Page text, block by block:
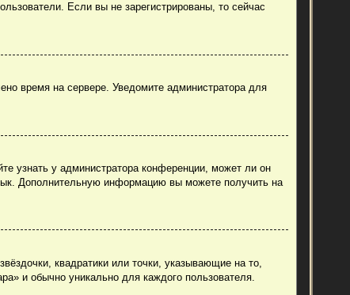
Если вы не зарегистрированы, то сейчас
время на сервере. Уведомите администратора для
узнать у администратора конференции, может ли он
Дополнительную информацию вы можете получить на
квадратики или точки, указывающие на то,
и обычно уникально для каждого пользователя.